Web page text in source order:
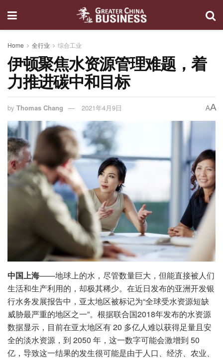
Home 全行业 综合工业
伊顿聚焦水资源管理难题，着
力推进碳中和目标
by Thomas Chang 2021年4月9日 AA
中国上海——地球上的水，尽管数量巨大，但能直接被人们
生活和生产利用的，却极其稀少。在近日发布的亚洲开发银
行水务发展报告中，亚太地区被标记为“全球受水资源短缺
威胁最严重的地区之一”。根据联合国2018年发布的水资源
数据显示，目前在亚太地区有 20 多亿人难以获得足量且安
全的淡水资源，到 2050 年，这一数字可能会激增到 50
亿，导致这一结果的发生很可能是由于人口、经济、农业、